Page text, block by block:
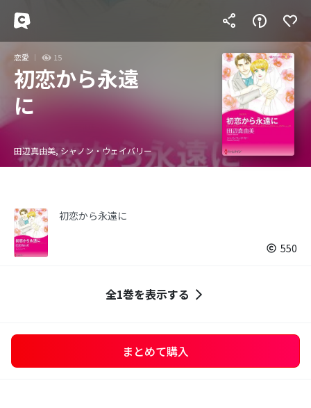
恋愛 15
初恋から永遠
に
田辺真由美, シャノン・ウェイバリー
初恋から永遠に
550
全1巻を表示する
まとめて購入